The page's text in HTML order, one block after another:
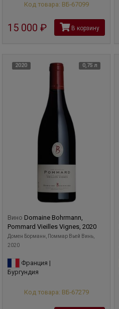
Код товара: ВБ-67099
15 000 рубВ корзину
2020 0,75 л
Вино Domaine Bohrmann,
Pommard Vieilles Vignes, 2020
Домен Борманн, Поммар Вьей Винь,
2020
Франция |
Бургундия
Код товара: ВБ-67279